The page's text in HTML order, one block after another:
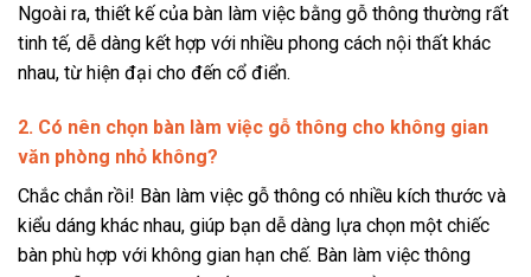
Ngoài ra, thiết kế của bàn làm việc bằng gỗ thông thường rất
tinh tế, dễ dàng kết hợp với nhiều phong cách nội thất khác
nhau, từ hiện đại cho đến cổ điển.
2. Có nên chọn bàn làm việc gỗ thông cho không gian
văn phòng nhỏ không?
Chắc chắn rồi! Bàn làm việc gỗ thông có nhiều kích thước và
kiểu dáng khác nhau, giúp bạn dễ dàng lựa chọn một chiếc
bàn phù hợp với không gian hạn chế. Bàn làm việc thông